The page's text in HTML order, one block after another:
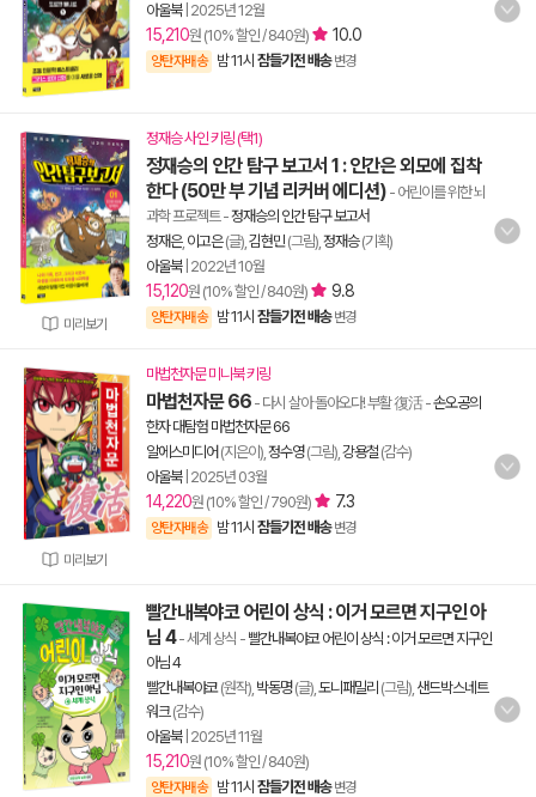
아울북| 2025년 12월
15,210원 (10% 할인 / 840원) 10.0
양탄자배송 밤 11시 잠들기전 배송 변경
미리보기
정재승 사인 키링 (택1)
정재승의 인간 탐구 보고서 1 : 인간은 외모에 집착
한다 (50만 부 기념 리커버 에디션) - 어린이를 위한 뇌
과학 프로젝트-정재승의 인간 탐구 보고서
정재은, 이고은(글), 김현민(그림), 정재승(기획)
아울북| 2022년 10월
15,120원 (10% 할인 / 840원) 9.8
양탄자배송 밤 11시 잠들기전 배송 변경
미리보기
마법천자문 미니북 키링
마법천자문 66 - 다시 살아 돌아오다! 부활 復活-손오공의
한자 대탐험 마법천자문 66
알에스미디어 (지은이), 정수영(그림), 강용철 (감수)
아울북| 2025년 03월
14,220원 (10% 할인 / 790원) 7.3
양탄자배송 밤 11시 잠들기전 배송 변경
빨간내복야코 어린이 상식 : 이거 모르면 지구인 아
님 4- 세계 상식 - 빨간내복야코 어린이 상식 : 이거 모르면 지구인
아님 4
빨간내복야코(원작), 박동명(글), 도니패밀리 (그림), 샌드박스네트
워크(감수)
아울북| 2025년 11월
15,210원 (10% 할인 / 840원)
양탄자배송 밤 11시 잠들기전 배송 변경